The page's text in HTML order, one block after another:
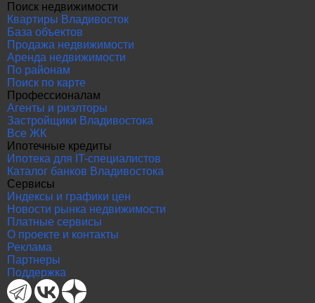
Поиск недвижимости
Квартиры Владивосток
База объектов
Продажа недвижимости
Аренда недвижимости
По районам
Поиск по карте
Профессионалам
Агенты и риэлторы
Застройщики Владивостока
Все ЖК
Ипотечные кредиты
Ипотека для IT-специалистов
Каталог банков Владивостока
Сервисы
Индексы и графики цен
Новости рынка недвижимости
Платные сервисы
О проекте и контакты
Реклама
Партнеры
Поддержка